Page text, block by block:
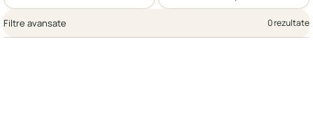
Filtre avansate 0 rezultate